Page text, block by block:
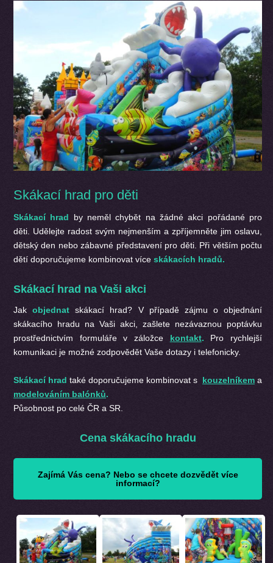
Skákací hrad pro děti
Skákací hrad by neměl chybět na žádné akci pořádané pro
děti. Udělejte radost svým nejmenším a zpříjemněte jim oslavu,
dětský den nebo zábavné představení pro děti. Při větším počtu
dětí doporučujeme kombinovat více skákacích hradů.
Skákací hrad na Vaši akci
Jakobjednat skákací hrad? V případě zájmu o objednání
skákacího hradu na Vaši akci, zašlete nezávaznou poptávku
prostřednictvím formuláře v záložce kontakt. Pro rychlejší
komunikaci je možné zodpovědět Vaše dotazy i telefonicky.
Skákací hrad také doporučujeme kombinovat s kouzelníkem a
modelováním balónků.
Působnost po celé ČR a SR.
Cena skákacího hradu
Zajímá Vás cena? Nebo se chcete dozvědět více
informací?